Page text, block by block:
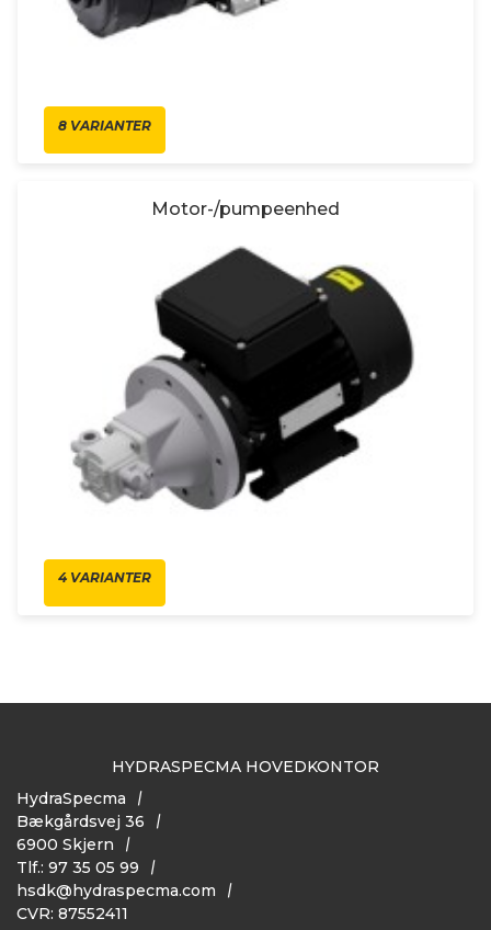
8 VARIANTER
Motor-/pumpeenhed
4 VARIANTER
HYDRASPECMA HOVEDKONTOR
HydraSpecma
Bækgårdsvej 36
6900 Skjern
Tlf.: 97 35 05 99
hsdk@hydraspecma.com
CVR: 87552411